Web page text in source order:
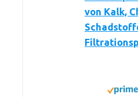
von Kalk,